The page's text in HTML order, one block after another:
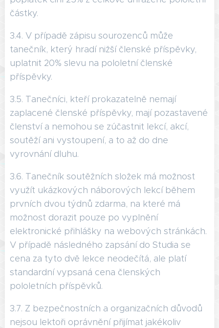
částky.
3.4. V případě zápisu sourozenců může
tanečník, který hradí nižší členské příspěvky,
uplatnit 20% slevu na pololetní členské
příspěvky.
3.5. Tanečníci, kteří prokazatelně nemají
zaplacené členské příspěvky, mají pozastavené
členství a nemohou se zúčastnit lekcí, akcí,
soutěží ani vystoupení, a to až do dne
vyrovnání dluhu.
3.6. Tanečník soutěžních složek má možnost
využít ukázkových náborových lekcí během
prvních dvou týdnů zdarma, na které má
možnost dorazit pouze po vyplnění
elektronické přihlášky na webových stránkách.
V případě následného zapsání do Studia se
cena za tyto dvě lekce neodečítá, ale platí
standardní vypsaná cena členských
pololetních příspěvků.
3.7. Z bezpečnostních a organizačních důvodů
nejsou lektoři oprávnění přijímat jakékoliv